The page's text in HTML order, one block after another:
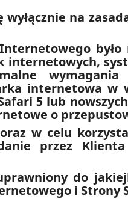
na
wymagania
internetowa
5 lub
o
w celu
przez
do
i Strony